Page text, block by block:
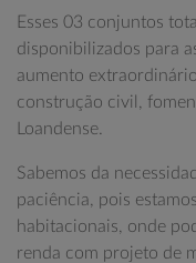
Esses 03 conjuntos
disponibilizados para
aumento
construção civil,
Loandense.
Sabemos da
paciência, pois
habitacionais, onde
renda com projeto de